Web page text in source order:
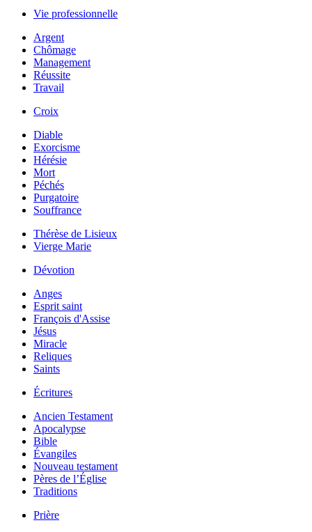
Vie professionnelle
Argent
Chômage
Management
Réussite
Travail
Croix
Diable
Exorcisme
Hérésie
Mort
Péchés
Purgatoire
Souffrance
Thérèse de Lisieux
Vierge Marie
Dévotion
Anges
Esprit saint
François d'Assise
Jésus
Miracle
Reliques
Saints
Écritures
Ancien Testament
Apocalypse
Bible
Évangiles
Nouveau testament
Pères de l’Église
Traditions
Prière